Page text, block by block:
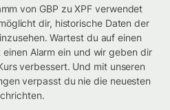
von GBP zu XPF verwendet
dir, historische Daten der
Wartest du auf einen
Alarm ein und wir geben dir
verbessert. Und mit unseren
verpasst du nie die neuesten